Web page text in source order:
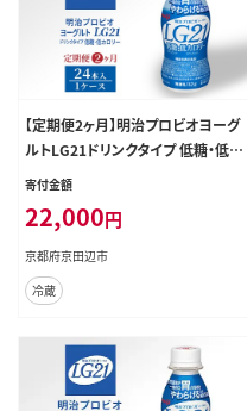
【定期便2ヶ月】明治プロビオヨーグ
ルトLG21ドリンクタイプ 低糖・低カ
ロリー 24本 低糖 低カロリー ドリン
リンクヨーグルト 健康食品 健康 乳
酸菌飲料 乳飲料 冷蔵 冷蔵配送
寄付金額
22,000円
京都府京田辺市
冷蔵